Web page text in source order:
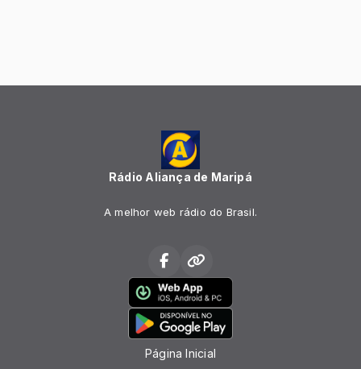
Rádio Aliança de Maripá
A melhor web rádio do Brasil.
Página Inicial